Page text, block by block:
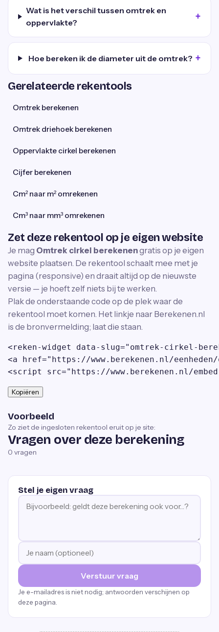
Wat is het verschil tussen omtrek en
oppervlakte?
Hoe bereken ik de diameter uit de omtrek?
Gerelateerde rekentools
Omtrek berekenen
Omtrek driehoek berekenen
Oppervlakte cirkel berekenen
Cijfer berekenen
Cm² naar m² omrekenen
Cm³ naar mm³ omrekenen
Zet deze rekentool op je eigen website
Je mag Omtrek cirkel berekenengratis op je eigen
website plaatsen. De rekentool schaalt mee met je
pagina (responsive) en draait altijd op de nieuwste
versie — je hoeft zelf niets bij te werken.
Plak de onderstaande code op de plek waar de
rekentool moet komen. Het linkje naar Berekenen.nl
is de bronvermelding; laat die staan.
<reken-widget data-slug="omtrek-cirkel-
<a href="https://www.berekenen.nl/
<script src="https://www.berekenen.nl/
Kopiëren
Voorbeeld
Zo ziet de ingesloten rekentool eruit op je site:
Vragen over deze berekening
0 vragen
Stel je eigen vraag
Verstuur vraag
Je e-mailadres is niet nodig; antwoorden verschijnen op
deze pagina.